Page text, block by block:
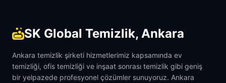
SK Global Temizlik, Ankara
Ankara temizlik şirketi hizmetlerimiz kapsamında ev
temizliği, ofis temizliği ve inşaat sonrası temizlik gibi geniş
bir yelpazede profesyonel çözümler sunuyoruz. Ankara